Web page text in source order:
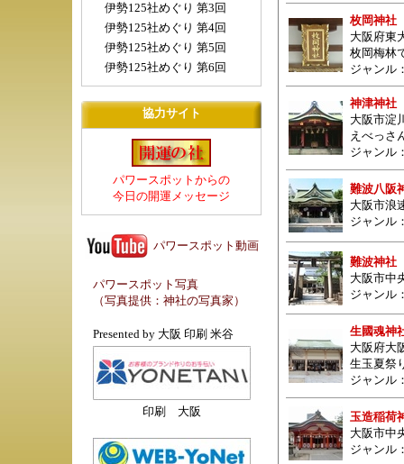
伊勢125社めぐり 第3回
伊勢125社めぐり 第4回
伊勢125社めぐり 第5回
伊勢125社めぐり 第6回
協力サイト
パワースポットからの
今日の開運メッセージ
パワースポット動画
パワースポット写真
（写真提供： 神社の写真家 ）
Presented by 大阪 印刷 米谷
印刷 大阪
枚岡神社
大阪府東
枚岡梅林
ジャンル
神津神社
大阪市淀
えべっさ
ジャンル
難波八阪
大阪市浪
ジャンル
難波神社
大阪市中
ジャンル
生國魂神
大阪府大
生玉夏祭
ジャンル
玉造稲荷
大阪市中
ジャンル